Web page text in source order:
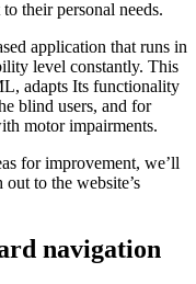
their personal needs.
application that runs in
level constantly. This
adapts Its functionality
blind users, and for
motor impairments.
for improvement, we’ll
to the website’s
navigation